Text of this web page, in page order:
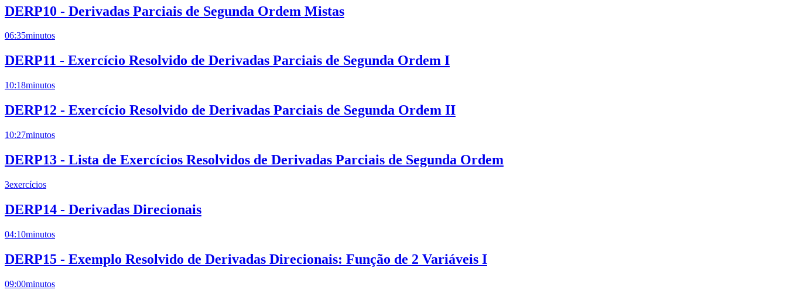
DERP10 - Derivadas Parciais de Segunda Ordem Mistas
06:35minutos
DERP11 - Exercício Resolvido de Derivadas Parciais de Segunda Ordem I
10:18minutos
DERP12 - Exercício Resolvido de Derivadas Parciais de Segunda Ordem II
10:27minutos
DERP13 - Lista de Exercícios Resolvidos de Derivadas Parciais de Segunda Ordem
3exercícios
DERP14 - Derivadas Direcionais
04:10minutos
DERP15 - Exemplo Resolvido de Derivadas Direcionais: Função de 2 Variáveis I
09:00minutos